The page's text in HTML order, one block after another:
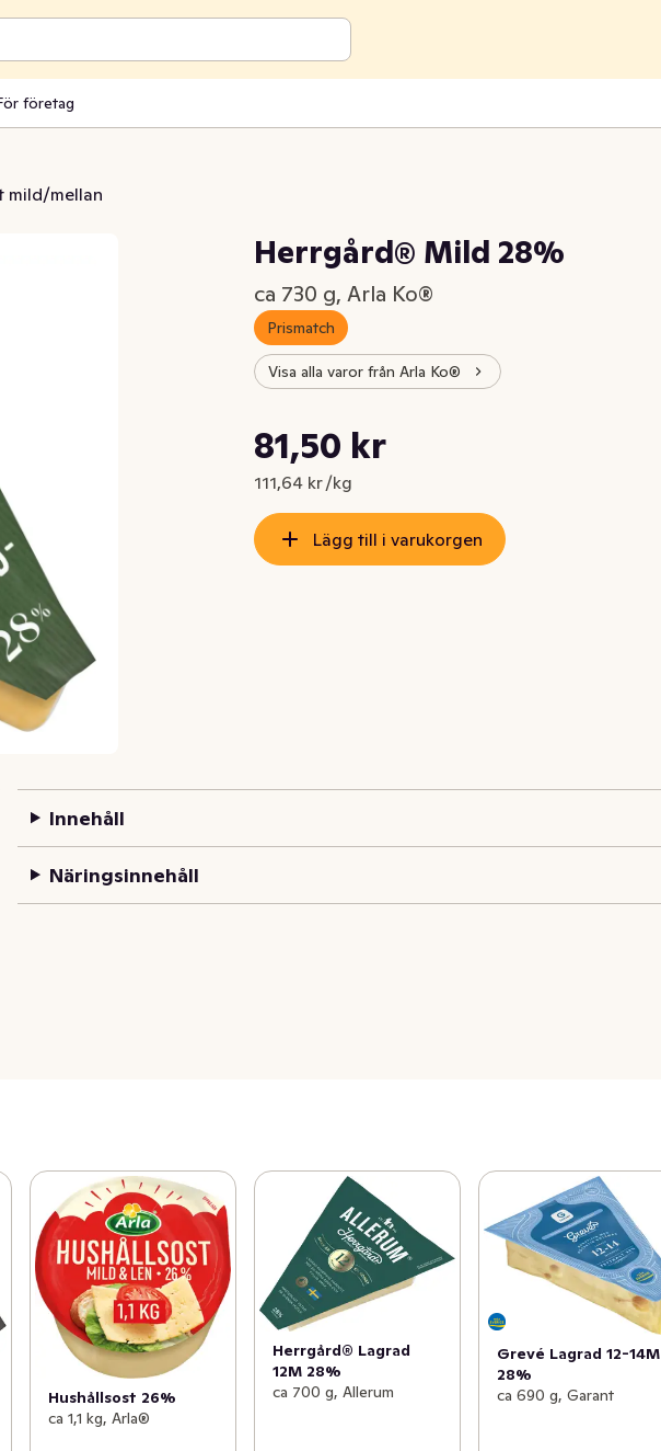
företag
mild/mellan
Herrgård® Mild 28%
ca 730 g, Arla Ko®
Prismatch
Visa alla varor från Arla Ko®
Nuvarande pris är: 81,50 kr
81,50 kr
111,64 kr /kg
Styckpris: 111,64 kr /kg
Lägg till i varukorgen
Innehåll
Näringsinnehåll
Hushållsost 26%
ca 1,1 kg, Arla®
Herrgård® Lagrad
12M 28%
ca 700 g, Allerum
Grevé Lagrad 12-14M
28%
ca 690 g, Garant